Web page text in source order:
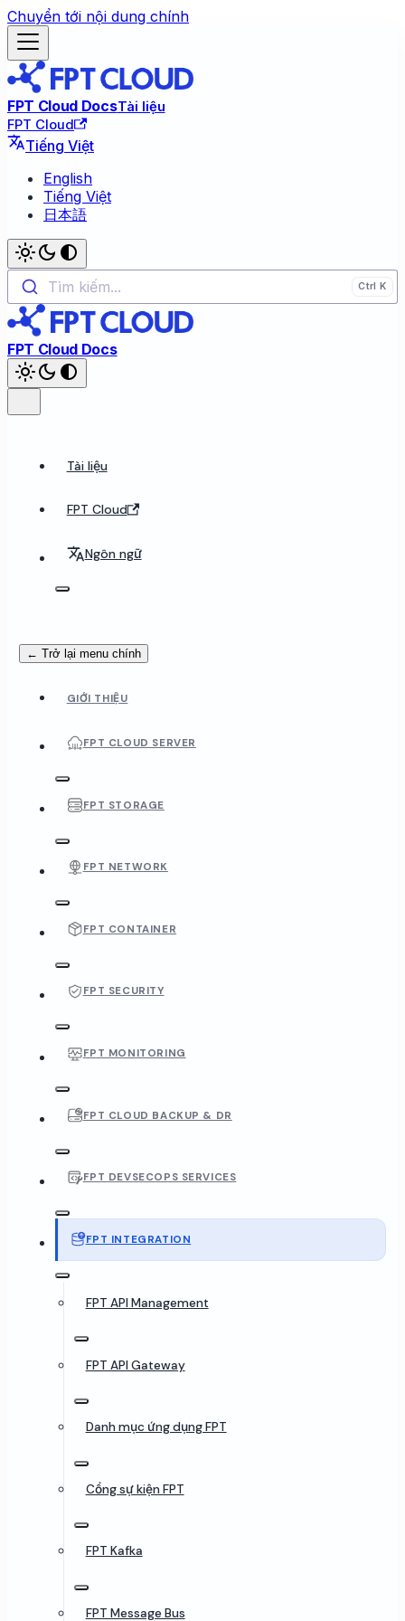
Chuyển tới nội dung chính
FPT Cloud DocsTài liệu
FPT Cloud
Tiếng Việt
English
Tiếng Việt
日本語
Tìm kiếm...
FPT Cloud Docs
Tài liệu
FPT Cloud
Ngôn ngữ
← Trở lại menu chính
GIỚI THIỆU
FPT CLOUD SERVER
FPT STORAGE
FPT NETWORK
FPT CONTAINER
FPT SECURITY
FPT MONITORING
FPT CLOUD BACKUP & DR
FPT DEVSECOPS SERVICES
FPT INTEGRATION
FPT API Management
FPT API Gateway
Danh mục ứng dụng FPT
Cổng sự kiện FPT
FPT Kafka
FPT Message Bus